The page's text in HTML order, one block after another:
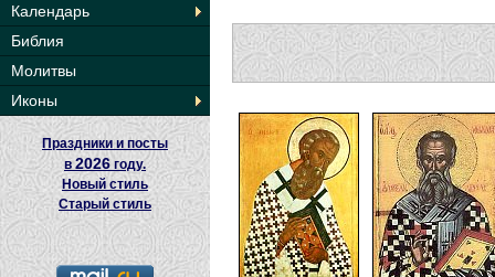
Календарь
Библия
Молитвы
Иконы
Праздники и посты
в2026 году.
Новый стиль
Старый стиль